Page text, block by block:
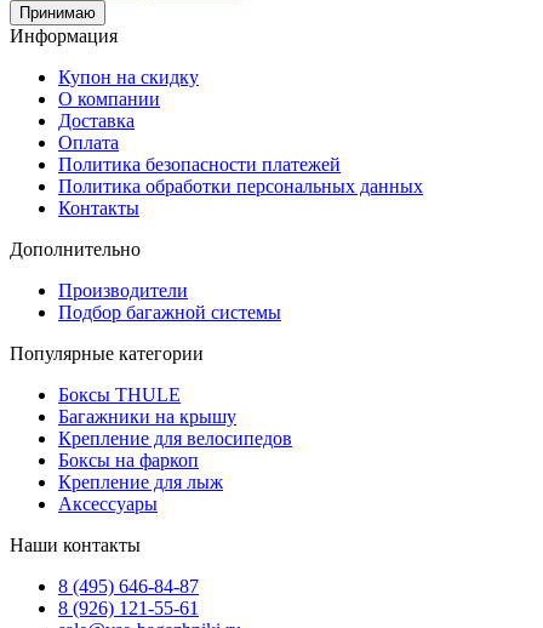
Принимаю
Информация
Купон на скидку
О компании
Доставка
Оплата
Политика безопасности платежей
Политика обработки персональных данных
Контакты
Дополнительно
Производители
Подбор багажной системы
Популярные категории
Боксы THULE
Багажники на крышу
Крепление для велосипедов
Боксы на фаркоп
Крепление для лыж
Аксессуары
Наши контакты
8 (495) 646-84-87
8 (926) 121-55-61